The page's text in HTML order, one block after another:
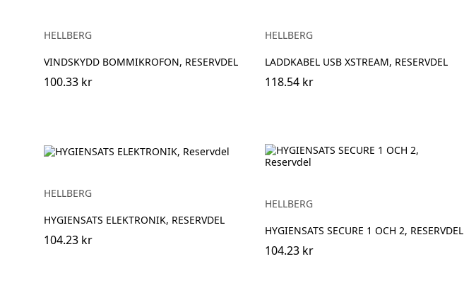
HELLBERG
VINDSKYDD BOMMIKROFON, RESERVDEL
100.33 kr
HELLBERG
LADDKABEL USB XSTREAM, RESERVDEL
118.54 kr
HELLBERG
HYGIENSATS ELEKTRONIK, RESERVDEL
104.23 kr
HELLBERG
HYGIENSATS SECURE 1 OCH 2, RESERVDEL
104.23 kr